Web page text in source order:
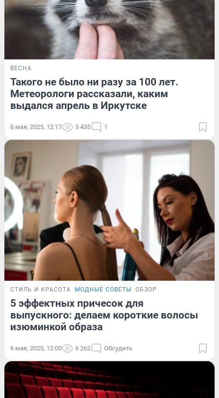
ВЕСНА
Такого не было ни разу за 100 лет.
Метеорологи рассказали, каким
выдался апрель в Иркутске
6 мая, 2025, 12:17 3 435 1
СТИЛЬ И КРАСОТА МОДНЫЕ СОВЕТЫ ОБЗОР
5 эффектных причесок для
выпускного: делаем короткие волосы
изюминкой образа
6 мая, 2025, 12:00 6 262 Обсудить